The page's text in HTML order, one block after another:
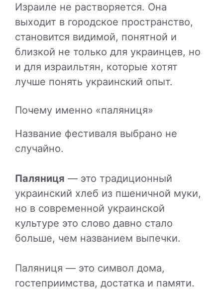
Израиле не растворяется. Она
выходит в городское пространство,
становится видимой, понятной и
близкой не только для украинцев, но
и для израильтян, которые хотят
лучше понять украинский опыт.
Почему именно «паляниця»
Название фестиваля выбрано не
случайно.
Паляниця — это традиционный
украинский хлеб из пшеничной муки,
но в современной украинской
культуре это слово давно стало
больше, чем названием выпечки.
Паляниця — это символ дома,
гостеприимства, достатка и памяти.